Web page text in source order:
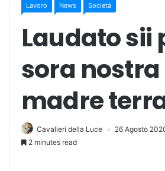
Lavoro News Società
Laudato sii
sora nostra
madre
Cavalieri della Luce 26 Agosto
2 minutes read